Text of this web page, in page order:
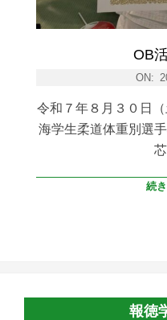
OB
ON:
令和７年８月３０日
海学生柔道体重別選
続
報徳